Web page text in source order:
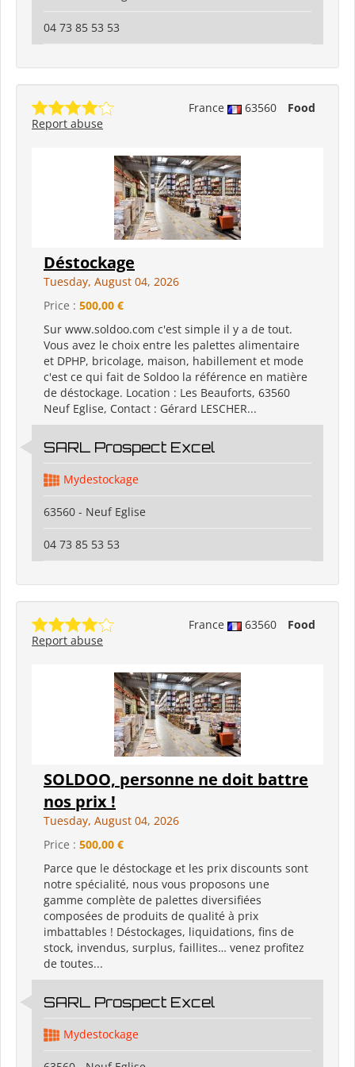
04 73 85 53 53
France 63560
Food
Report abuse
Déstockage
Tuesday, August 04, 2026
Price : 500,00 €
Sur www.soldoo.com c'est simple il y a de tout.
Vous avez le choix entre les palettes alimentaire
et DPHP, bricolage, maison, habillement et mode
c'est ce qui fait de Soldoo la référence en matière
de déstockage. Location : Les Beauforts, 63560
Neuf Eglise, Contact : Gérard LESCHER...
SARL Prospect Excel
Mydestockage
63560 - Neuf Eglise
04 73 85 53 53
France 63560
Food
Report abuse
SOLDOO, personne ne doit battre
nos prix !
Tuesday, August 04, 2026
Price : 500,00 €
Parce que le déstockage et les prix discounts sont
notre spécialité, nous vous proposons une
gamme complète de palettes diversifiées
composées de produits de qualité à prix
imbattables ! Déstockages, liquidations, fins de
stock, invendus, surplus, faillites… venez profitez
de toutes...
SARL Prospect Excel
Mydestockage